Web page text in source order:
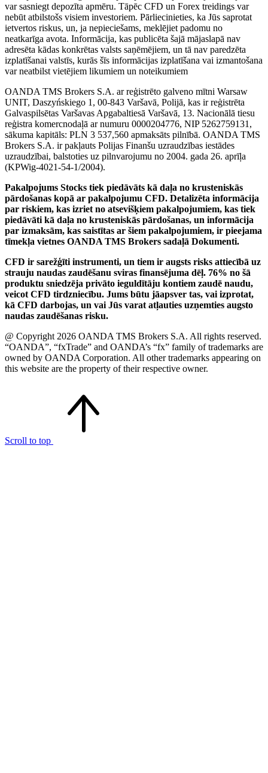
var sasniegt depozīta apmēru. Tāpēc CFD un Forex treidings var
nebūt atbilstošs visiem investoriem. Pārliecinieties, ka Jūs saprotat
ietvertos riskus, un, ja nepieciešams, meklējiet padomu no
neatkarīga avota. Informācija, kas publicēta šajā mājaslapā nav
adresēta kādas konkrētas valsts saņēmējiem, un tā nav paredzēta
izplatīšanai valstīs, kurās šīs informācijas izplatīšana vai izmantošana
var neatbilst vietējiem likumiem un noteikumiem
OANDA TMS Brokers S.A. ar reģistrēto galveno mītni Warsaw
UNIT, Daszyńskiego 1, 00-843 Varšavā, Polijā, kas ir reģistrēta
Galvaspilsētas Varšavas Apgabaltiesā Varšavā, 13. Nacionālā tiesu
reģistra komercnodaļā ar numuru 0000204776, NIP 5262759131,
sākuma kapitāls: PLN 3 537,560 apmaksāts pilnībā. OANDA TMS
Brokers S.A. ir pakļauts Polijas Finanšu uzraudzības iestādes
uzraudzībai, balstoties uz pilnvarojumu no 2004. gada 26. aprīļa
(KPWig-4021-54-1/2004).
Pakalpojums Stocks tiek piedāvāts kā daļa no krusteniskās
pārdošanas kopā ar pakalpojumu CFD. Detalizēta informācija
par riskiem, kas izriet no atsevišķiem pakalpojumiem, kas tiek
piedāvāti kā daļa no krusteniskās pārdošanas, un informācija
par izmaksām, kas saistītas ar šiem pakalpojumiem, ir pieejama
tīmekļa vietnes OANDA TMS Brokers sadaļā Dokumenti.
CFD ir sarežģīti instrumenti, un tiem ir augsts risks attiecībā uz
strauju naudas zaudēšanu sviras finansējuma dēļ. 76% no šā
produktu sniedzēja privāto ieguldītāju kontiem zaudē naudu,
veicot CFD tirdzniecību. Jums būtu jāapsver tas, vai izprotat,
kā CFD darbojas, un vai Jūs varat atļauties uzņemties augsto
naudas zaudēšanas risku.
@ Copyright 2026 OANDA TMS Brokers S.A. All rights reserved.
“OANDA”, “fxTrade” and OANDA’s “fx” family of trademarks are
owned by OANDA Corporation. All other trademarks appearing on
this website are the property of their respective owner.
Scroll to top